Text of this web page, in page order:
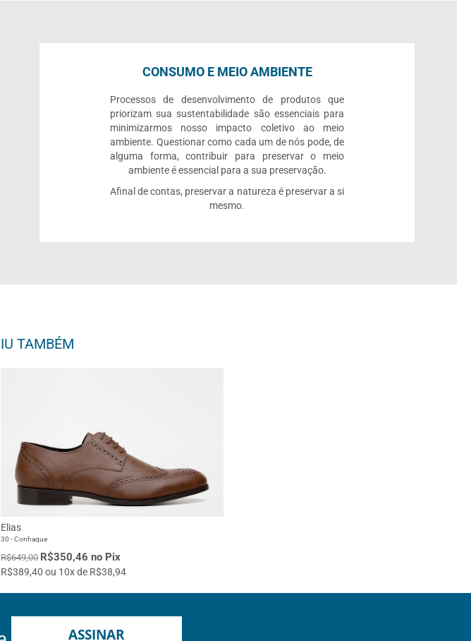
CONSUMO E MEIO AMBIENTE
Processos de desenvolvimento de produtos que
priorizam sua sustentabilidade são essenciais para
minimizarmos nosso impacto coletivo ao meio
ambiente. Questionar como cada um de nós pode, de
alguma forma, contribuir para preservar o meio
ambiente é essencial para a sua preservação.
Afinal de contas, preservar a natureza é preservar a si
mesmo.
TAMBÉM
Elias
30 - Conhaque
R$649,00 R$350,46 no Pix
R$389,40 ou 10x de R$38,94
ASSINAR